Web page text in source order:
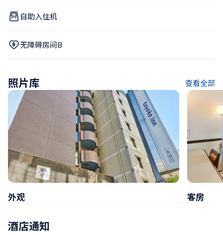
自助入住机
无障碍房间B
照片库 查看全部
外观 客房
酒店通知